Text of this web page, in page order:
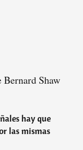
Bernard Shaw
hay que
las mismas